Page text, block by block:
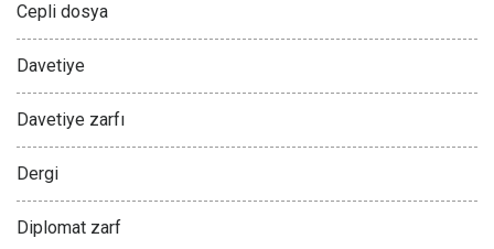
Cepli dosya
Davetiye
Davetiye zarfı
Dergi
Diplomat zarf